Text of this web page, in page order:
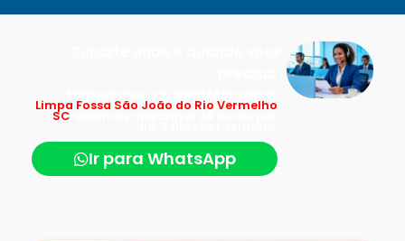
Limpa Fossa São João do Rio Vermelho
SC
Ir para WhatsApp